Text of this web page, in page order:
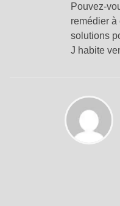
Pouvez-
remédier à
solutions
J habite